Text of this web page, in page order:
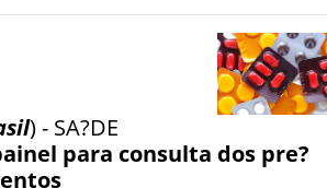
) - SA?DE
para consulta dos pre?